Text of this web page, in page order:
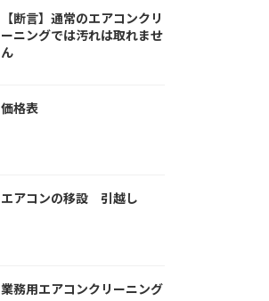
【断言】通常のエアコンクリ
ーニングでは汚れは取れませ
ん
価格表
エアコンの移設 引越し
業務用エアコンクリーニング